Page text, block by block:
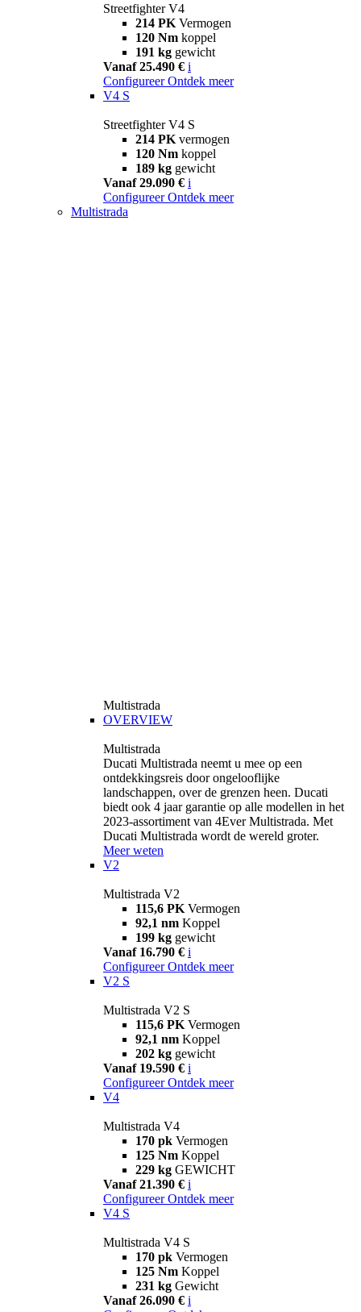
Streetfighter V4
214 PK Vermogen
120 Nm koppel
191 kg gewicht
Vanaf 25.490 € i
Configureer Ontdek meer
V4 S
Streetfighter V4 S
214 PK vermogen
120 Nm koppel
189 kg gewicht
Vanaf 29.090 € i
Configureer Ontdek meer
Multistrada
Multistrada
OVERVIEW
Multistrada
Ducati Multistrada neemt u mee op een
ontdekkingsreis door ongelooflijke
landschappen, over de grenzen heen. Ducati
biedt ook 4 jaar garantie op alle modellen in het
2023-assortiment van 4Ever Multistrada. Met
Ducati Multistrada wordt de wereld groter.
Meer weten
V2
Multistrada V2
115,6 PK Vermogen
92,1 nm Koppel
199 kg gewicht
Vanaf 16.790 € i
Configureer Ontdek meer
V2 S
Multistrada V2 S
115,6 PK Vermogen
92,1 nm Koppel
202 kg gewicht
Vanaf 19.590 € i
Configureer Ontdek meer
V4
Multistrada V4
170 pk Vermogen
125 Nm Koppel
229 kg GEWICHT
Vanaf 21.390 € i
Configureer Ontdek meer
V4 S
Multistrada V4 S
170 pk Vermogen
125 Nm Koppel
231 kg Gewicht
Vanaf 26.090 € i